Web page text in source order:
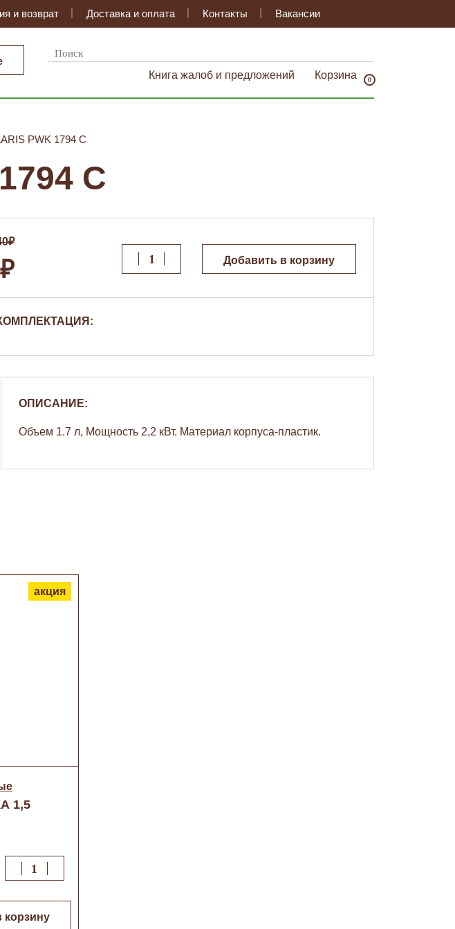
и возврат Доставка и оплата Контакты Вакансии
Книга жалоб и предложений
Корзина 0
PWK 1794 C
C
Добавить в корзину
ОПИСАНИЕ:
Объем 1.7 л, Мощность 2,2 кВт. Материал корпуса-пластик.
акция
1,5
корзину